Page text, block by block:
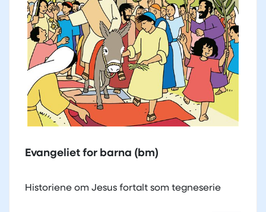
Evangeliet for barna (bm)
Historiene om Jesus fortalt som tegneserie